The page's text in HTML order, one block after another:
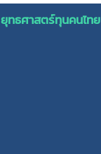
ยุทธศาสตร์ทุนคนไทย